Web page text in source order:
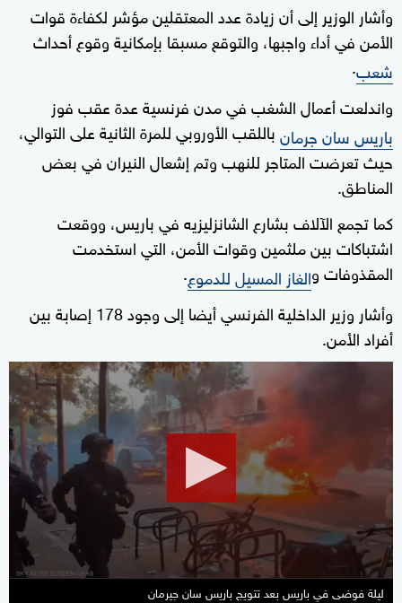
وأشار الوزير إلى أن زيادة عدد المعتقلين مؤشر لكفاءة قوات
الأمن في أداء واجبها، والتوقع مسبقا بإمكانية وقوع أحداث
شعب.
واندلعت أعمال الشغب في مدن فرنسية عدة عقب فوز
باريس سان جرمانباللقب الأوروبي للمرة الثانية على التوالي،
حيث تعرضت المتاجر للنهب وتم إشعال النيران في بعض
المناطق.
كما تجمع الآلاف بشارع الشانزليزيه في باريس، ووقعت
اشتباكات بين ملثمين وقوات الأمن، التي استخدمت
المقذوفات والغاز المسيل للدموع.
وأشار وزير الداخلية الفرنسي أيضا إلى وجود 178 إصابة بين
أفراد الأمن.
0
seconds
7
minutes,
seconds
ليلة فوضى في باريس بعد تتويج باريس سان جيرمان